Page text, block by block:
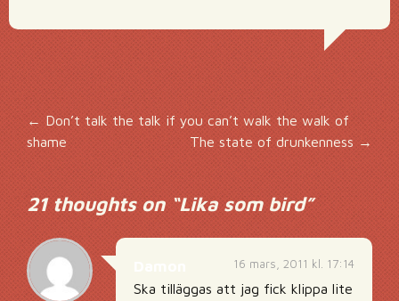
Inläggsnavigering
←Don’t talk the talk if you can’t walk the walk of
shame
The state of drunkenness →
21 thoughts on “Lika som bird”
16 mars, 2011 kl. 17:14
Ska tilläggas att jag fick klippa lite